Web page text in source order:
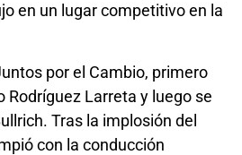
en un lugar competitivo en la
por el Cambio, primero
Rodríguez Larreta y luego se
Tras la implosión del
con la conducción